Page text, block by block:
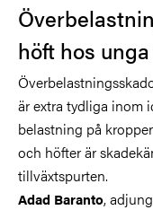
höft hos
är extra tydliga inom
belastning på
och höfter är
tillväxtspurten.
Adad Baranto,